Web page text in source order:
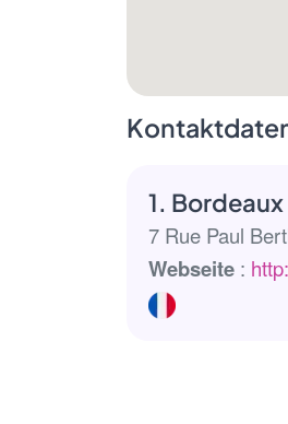
1. Bordeaux
7 Rue Paul
Webseite: